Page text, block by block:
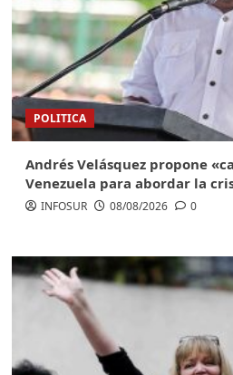
POLITICA
Andrés Velásquez propone
Venezuela para abordar la
INFOSUR 08/08/2026 0